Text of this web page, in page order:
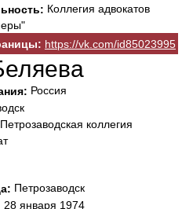
Коллегия адвокатов
https://vk.com/id85023995
Россия
Петрозаводская коллегия
Петрозаводск
28 января 1974